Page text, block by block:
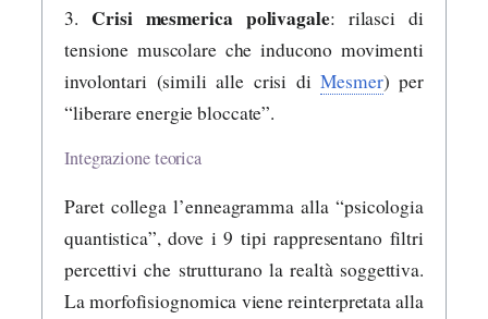
3. Crisi mesmerica polivagale: rilasci di
tensione muscolare che inducono movimenti
involontari (simili alle crisi diMesmer) per
“liberare energie bloccate”.
Integrazione teorica
Paret collega l’enneagramma alla “psicologia
quantistica”, dove i 9 tipi rappresentano filtri
percettivi che strutturano la realtà soggettiva.
La morfofisiognomica viene reinterpretata alla